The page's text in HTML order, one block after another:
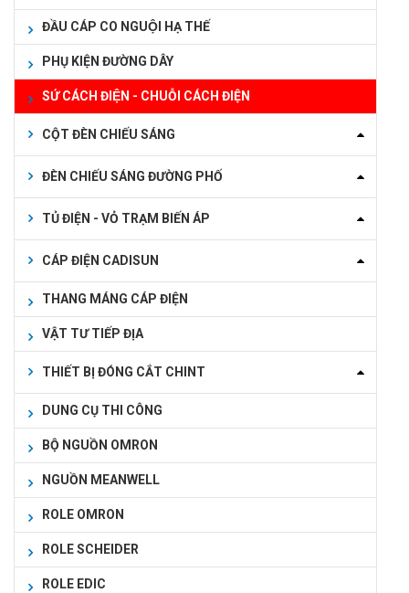
ĐẦU CÁP CO NGUỘI HẠ THẾ
PHỤ KIỆN ĐƯỜNG DÂY
SỨ CÁCH ĐIỆN - CHUỖI CÁCH ĐIỆN
CỘT ĐÈN CHIẾU SÁNG
ĐÈN CHIẾU SÁNG ĐƯỜNG PHỐ
TỦ ĐIỆN - VỎ TRẠM BIẾN ÁP
CÁP ĐIỆN CADISUN
THANG MÁNG CÁP ĐIỆN
VẬT TƯ TIẾP ĐỊA
THIẾT BỊ ĐÓNG CẮT CHINT
DUNG CỤ THI CÔNG
BỘ NGUỒN OMRON
NGUỒN MEANWELL
ROLE OMRON
ROLE SCHEIDER
ROLE EDIC